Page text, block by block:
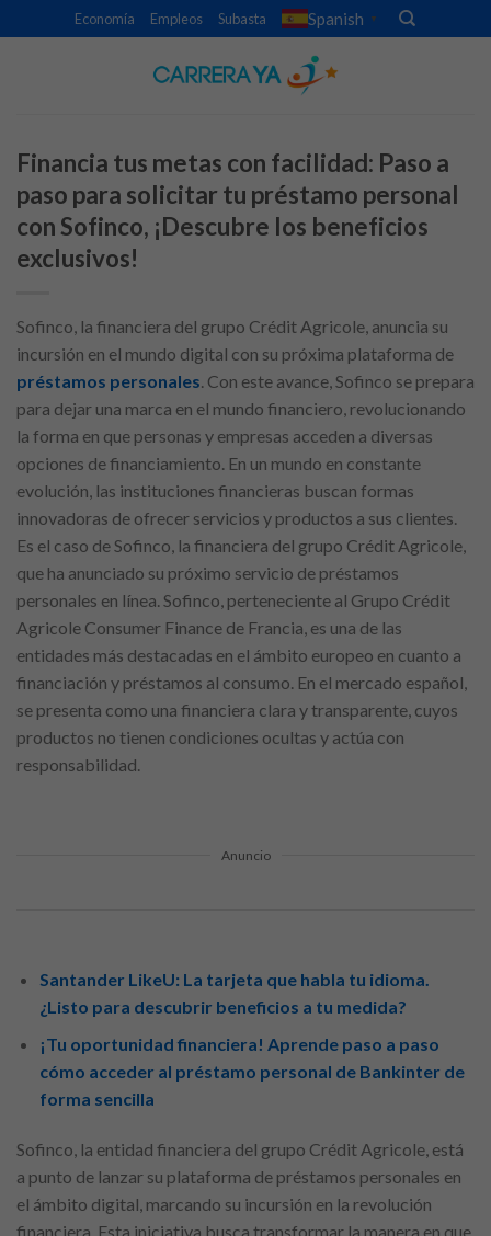
to
Economía Empleos Subasta Spanish ▼
Financia tus metas con facilidad: Paso a
paso para solicitar tu préstamo personal
con Sofinco, ¡Descubre los beneficios
exclusivos!
Sofinco, la financiera del grupo Crédit Agricole, anuncia su
incursión en el mundo digital con su próxima plataforma de
préstamos personales. Con este avance, Sofinco se prepara
para dejar una marca en el mundo financiero, revolucionando
la forma en que personas y empresas acceden a diversas
opciones de financiamiento. En un mundo en constante
evolución, las instituciones financieras buscan formas
innovadoras de ofrecer servicios y productos a sus clientes.
Es el caso de Sofinco, la financiera del grupo Crédit Agricole,
que ha anunciado su próximo servicio de préstamos
personales en línea. Sofinco, perteneciente al Grupo Crédit
Agricole Consumer Finance de Francia, es una de las
entidades más destacadas en el ámbito europeo en cuanto a
financiación y préstamos al consumo. En el mercado español,
se presenta como una financiera clara y transparente, cuyos
productos no tienen condiciones ocultas y actúa con
responsabilidad.
Anuncio
Santander LikeU: La tarjeta que habla tu idioma.
¿Listo para descubrir beneficios a tu medida?
¡Tu oportunidad financiera! Aprende paso a paso
cómo acceder al préstamo personal de Bankinter de
forma sencilla
Sofinco, la entidad financiera del grupo Crédit Agricole, está
a punto de lanzar su plataforma de préstamos personales en
el ámbito digital, marcando su incursión en la revolución
financiera. Esta iniciativa busca transformar la manera en que